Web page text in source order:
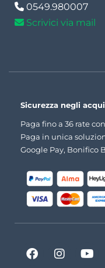
0549.980007
Scrivici via mail
Sicurezza negli
Paga fino a 36 rate
Paga in unica
Google Pay, Bonifico